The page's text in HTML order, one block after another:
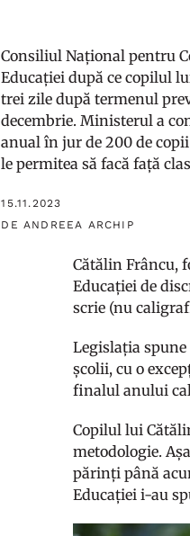
Consiliul Național pentru
Educației după ce copilul
trei zile după termenul
decembrie. Ministerul a
anual în jur de 200 de
le permitea să facă față
15.11.2023
DE ANDREEA ARCHIP
Cătălin Frâncu,
Educației de
scrie (nu
Legislația
școlii, cu o
finalul anului
Copilul lui
metodologie.
părinți până
Educației i-au